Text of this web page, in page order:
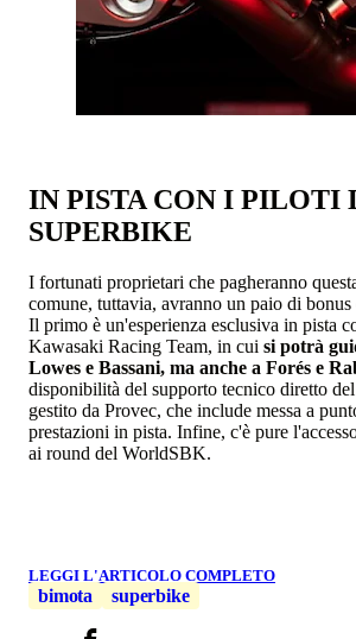
IN PISTA CON I PILOTI
SUPERBIKE
I fortunati proprietari che pagheranno
comune, tuttavia, avranno un paio di
Il primo è un'esperienza esclusiva in pista
Kawasaki Racing Team, in cui si potrà
Lowes e Bassani, ma anche a Forés e
disponibilità del supporto tecnico diretto
gestito da Provec, che include messa a
prestazioni in pista. Infine, c'è pure
ai round del WorldSBK.
LEGGI L'ARTICOLO COMPLETO
bimota superbike